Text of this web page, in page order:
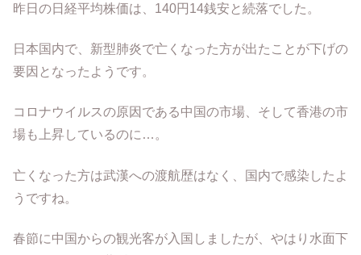
昨日の日経平均株価は、140円14銭安と続落でした。
日本国内で、新型肺炎で亡くなった方が出たことが下げの
要因となったようです。
コロナウイルスの原因である中国の市場、そして香港の市
場も上昇しているのに…。
亡くなった方は武漢への渡航歴はなく、国内で感染したよ
うですね。
春節に中国からの観光客が入国しましたが、やはり水面下